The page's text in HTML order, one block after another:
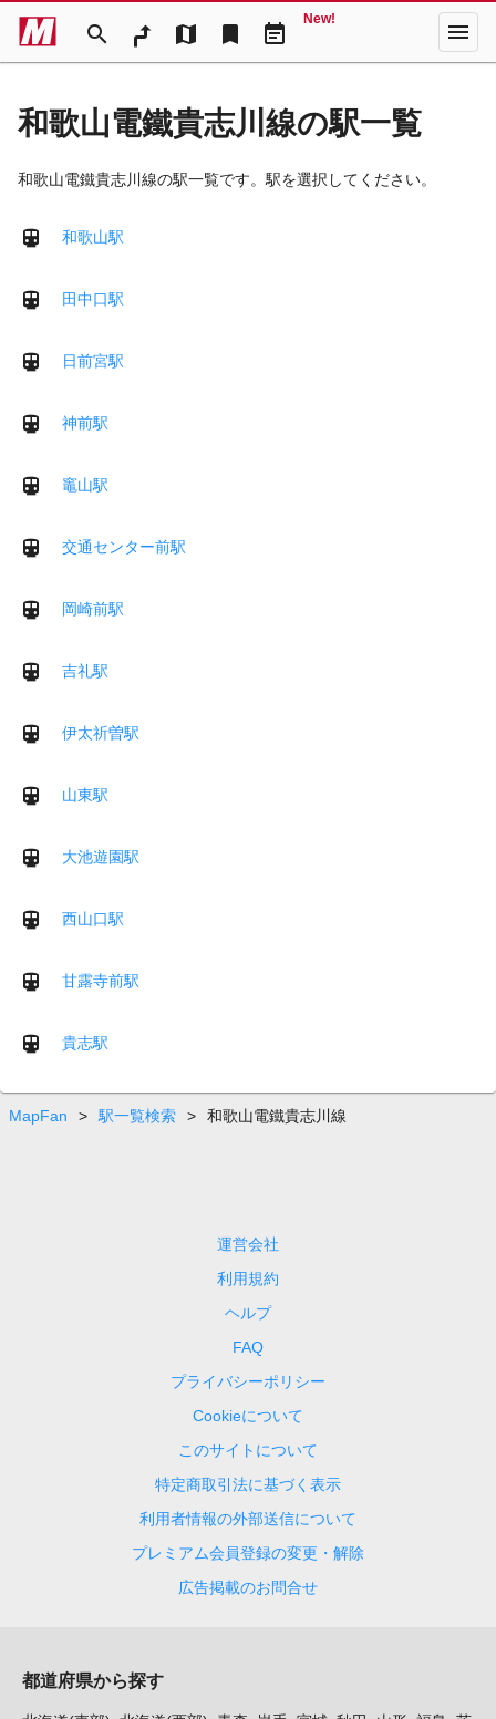
search map bookmark event_note
New! menu
和歌山電鐵貴志川線の駅一覧
和歌山電鐵貴志川線の駅一覧です。駅を選択してください。
和歌山駅
田中口駅
日前宮駅
神前駅
竈山駅
交通センター前駅
岡崎前駅
吉礼駅
伊太祈曽駅
山東駅
大池遊園駅
西山口駅
甘露寺前駅
貴志駅
MapFan > 駅一覧検索 > 和歌山電鐵貴志川線
運営会社
利用規約
ヘルプ
FAQ
プライバシーポリシー
Cookieについて
このサイトについて
特定商取引法に基づく表示
利用者情報の外部送信について
プレミアム会員登録の変更・解除
広告掲載のお問合せ
都道府県から探す